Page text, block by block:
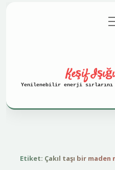
aç
Keşif
Yenilenebilir enerji
Etiket: Çakıl taşı bir maden